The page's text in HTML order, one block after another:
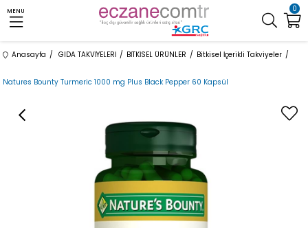
0
MENU
Anasayfa GIDA TAKVİYELERİ BİTKİSEL ÜRÜNLER Bitkisel İçerikli Takviyeler
Natures Bounty Turmeric 1000 mg Plus Black Pepper 60 Kapsül